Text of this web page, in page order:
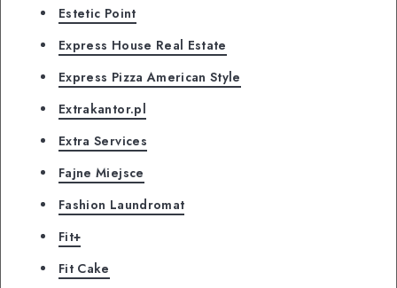
Estetic Point
Express House Real Estate
Express Pizza American Style
Extrakantor.pl
Extra Services
Fajne Miejsce
Fashion Laundromat
Fit+
Fit Cake